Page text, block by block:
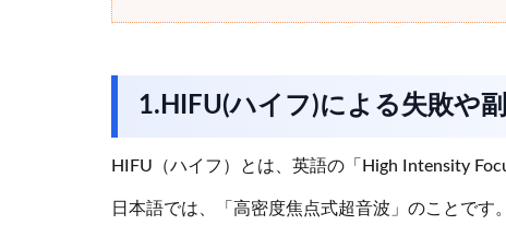
1.HIFU(ハイフ)による失敗や
HIFU（ハイフ）とは、英語の「High Intensity
日本語では、「高密度焦点式超音波」のことです。